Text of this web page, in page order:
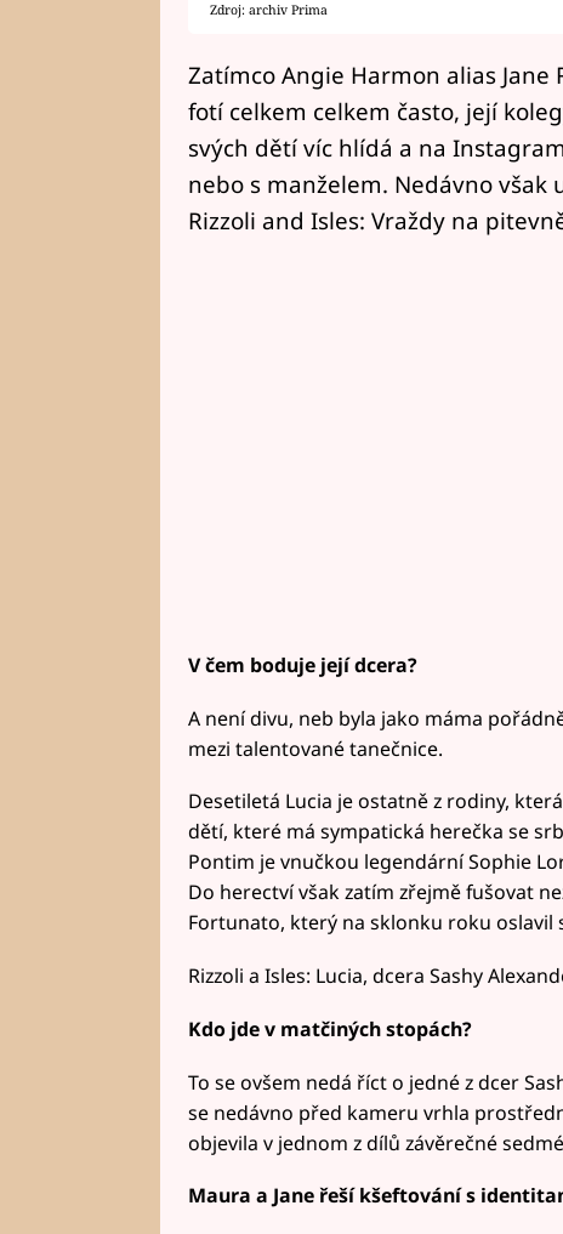
Zdroj: archiv Prima
Zatímco Angie Harmon alias
fotí celkem celkem často, její
svých dětí víc hlídá a na
nebo s manželem. Nedávno
Rizzoli and Isles: Vraždy na
V čem boduje její dcera?
A není divu, neb byla jako máma
mezi talentované tanečnice.
Desetiletá Lucia je ostatně z rodiny,
dětí, které má sympatická herečka se
Pontim je vnučkou legendární Sophie
Do herectví však zatím zřejmě fušovat
Fortunato, který na sklonku roku oslavil
Rizzoli a Isles: Lucia, dcera Sashy
Kdo jde v matčiných stopách?
To se ovšem nedá říct o jedné z dcer
se nedávno před kameru vrhla
objevila v jednom z dílů závěrečné
Maura a Jane řeší kšeftování s